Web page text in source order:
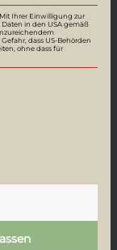
16,90 m²
8,69 m²
Ihrer Einwilligung zur
in den USA gemäß
dass US-Behörden
ohne dass für
Gruppen,